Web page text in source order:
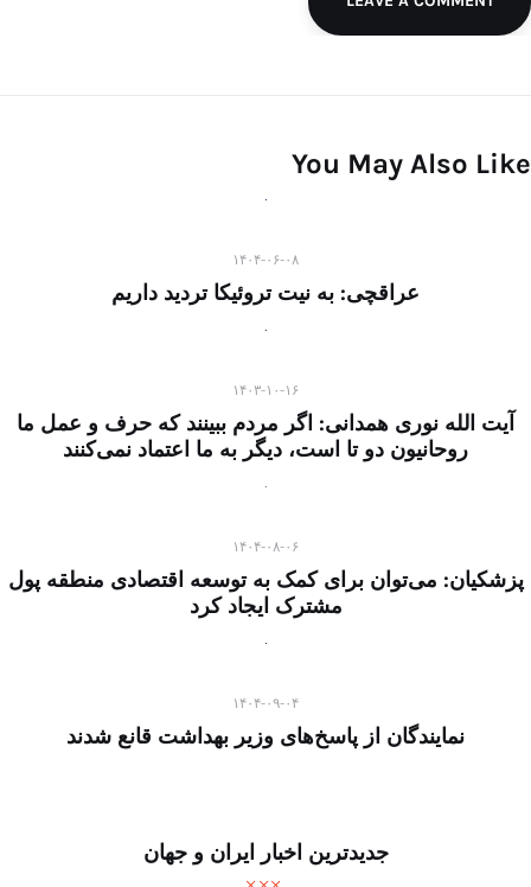
You May Also Like
۱۴۰۴-۰۶-۰۸
عراقچی: به نیت تروئیکا تردید داریم
۱۴۰۳-۱۰-۱۶
آیت الله نوری همدانی: اگر مردم ببینند که حرف و عمل ما
روحانیون دو تا است، دیگر به ما اعتماد نمی‌کنند
۱۴۰۴-۰۸-۰۶
پزشکیان: می‌توان برای کمک به توسعه اقتصادی منطقه پول
مشترک ایجاد کرد
۱۴۰۴-۰۹-۰۴
نمایندگان از پاسخ‌های وزیر بهداشت قانع شدند
جدیدترین اخبار ایران و جهان